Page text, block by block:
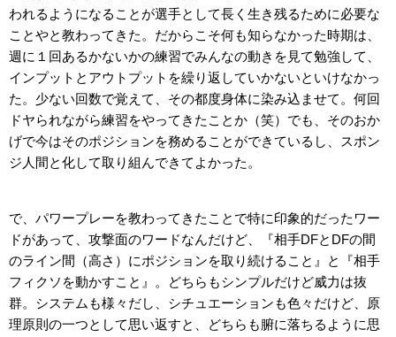
われるようになることが選手として長く生き残るために必要な
ことやと教わってきた。だからこそ何も知らなかった時期は、
週に１回あるかないかの練習でみんなの動きを見て勉強して、
インプットとアウトプットを繰り返していかないといけなかっ
た。少ない回数で覚えて、その都度身体に染み込ませて。何回
ドヤられながら練習をやってきたことか（笑）でも、そのおか
げで今はそのポジションを務めることができているし、スポン
ジ人間と化して取り組んできてよかった。
で、パワープレーを教わってきたことで特に印象的だったワー
ドがあって、攻撃面のワードなんだけど、『相手DFとDFの間
のライン間（高さ）にポジションを取り続けること』と『相手
フィクソを動かすこと』。どちらもシンプルだけど威力は抜
群。システムも様々だし、シチュエーションも色々だけど、原
理原則の一つとして思い返すと、どちらも腑に落ちるように思